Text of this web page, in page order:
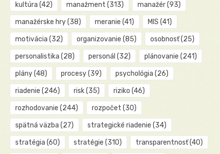
kultúra (42) manažment (313) manažér(93)
manažérske hry(38) meranie (41) MIS (41)
motivácia (32) organizovanie (85) osobnosť(25)
personalistika (28) personál (32) plánovanie (241)
plány(48) procesy(39) psychológia (26)
riadenie (246) risk(35) riziko (46)
rozhodovanie (244) rozpočet (30)
spätná väzba (27) strategické riadenie (34)
stratégia (60) stratégie (310) transparentnosť(40)